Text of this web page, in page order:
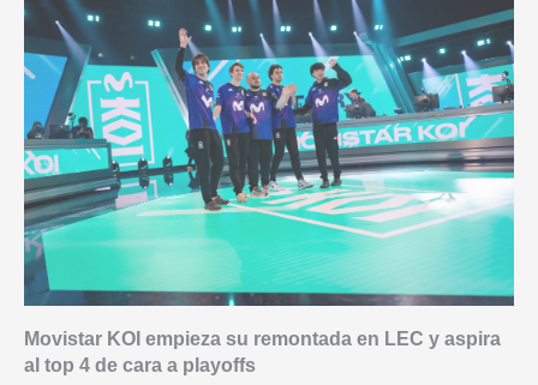
Movistar KOI empieza su remontada en LEC y aspira
al top 4 de cara a playoffs